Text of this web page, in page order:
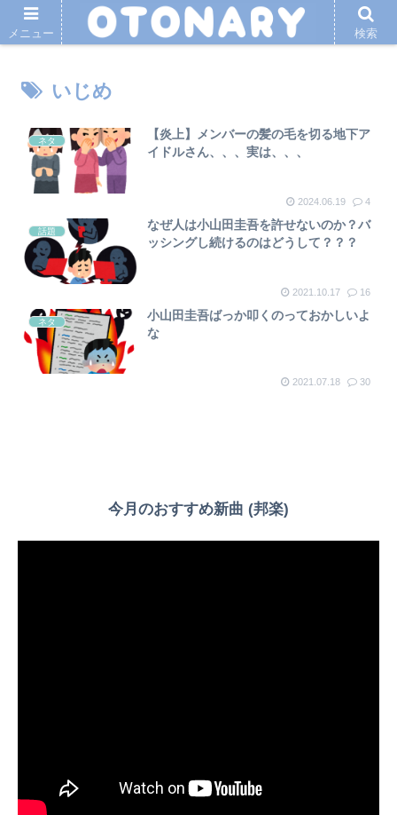
いじめ
ネタ
【炎上】メンバーの髪の毛を切る地下ア
イドルさん、、、実は、、、
2024.06.19 4
話題
なぜ人は小山田圭吾を許せないのか？バ
ッシングし続けるのはどうして？？？
2021.10.17 16
ネタ
小山田圭吾ばっか叩くのっておかしいよ
な
2021.07.18 30
今月のおすすめ新曲 (邦楽)
メニュー 検索